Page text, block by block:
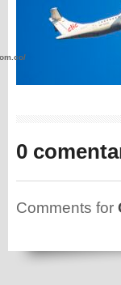
0
Comments for
wp-
wp-
wp-